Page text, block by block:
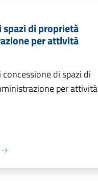
spazi di proprietà
per attività
di spazi di
per attività